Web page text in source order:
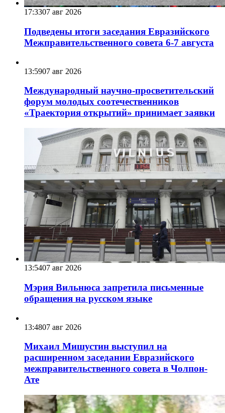
17:3307 авг 2026
Подведены итоги заседания Евразийского
Межправительственного совета 6-7 августа
13:5907 авг 2026
Международный научно-просветительский
форум молодых соотечественников
«Траектория открытий» принимает заявки
13:5407 авг 2026
Мэрия Вильнюса запретила письменные
обращения на русском языке
13:4807 авг 2026
Михаил Мишустин выступил на
расширенном заседании Евразийского
межправительственного совета в Чолпон-
Ате